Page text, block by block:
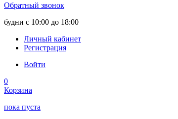
Обратный звонок
будни с 10:00 до 18:00
Личный кабинет
Регистрация
Войти
0
Корзина
пока пуста